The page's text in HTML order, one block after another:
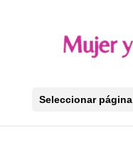
Seleccionar página